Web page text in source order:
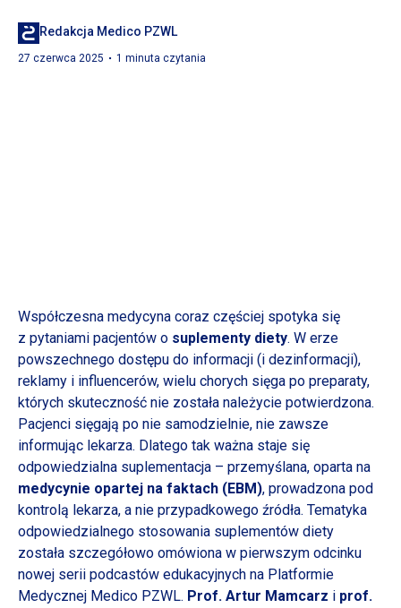
Redakcja Medico PZWL
27 czerwca 2025 1 minuta czytania
Współczesna medycyna coraz częściej spotyka się
z pytaniami pacjentów o suplementy diety. W erze
powszechnego dostępu do informacji (i dezinformacji),
reklamy i influencerów, wielu chorych sięga po preparaty,
których skuteczność nie została należycie potwierdzona.
Pacjenci sięgają po nie samodzielnie, nie zawsze
informując lekarza. Dlatego tak ważna staje się
odpowiedzialna suplementacja – przemyślana, oparta na
medycynie opartej na faktach (EBM), prowadzona pod
kontrolą lekarza, a nie przypadkowego źródła. Tematyka
odpowiedzialnego stosowania suplementów diety
została szczegółowo omówiona w pierwszym odcinku
nowej serii podcastów edukacyjnych na Platformie
Medycznej Medico PZWL. Prof. Artur Mamcarz i prof.